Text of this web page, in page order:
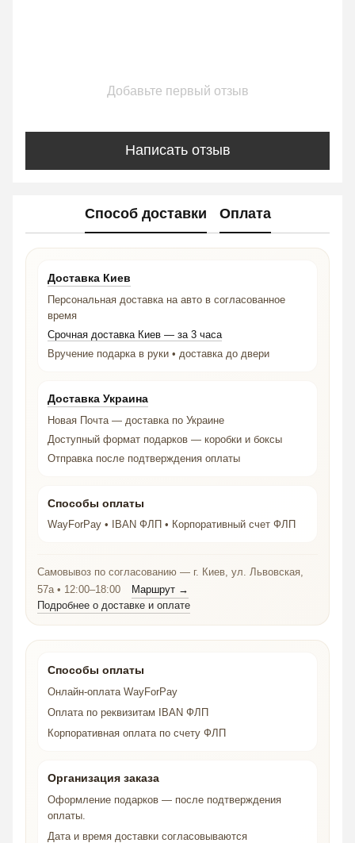
Добавьте первый отзыв
Написать отзыв
Способ доставки Оплата
Доставка Киев
Персональная доставка на авто в согласованное
время
Срочная доставка Киев — за 3 часа
Вручение подарка в руки • доставка до двери
Доставка Украина
Новая Почта — доставка по Украине
Доступный формат подарков — коробки и боксы
Отправка после подтверждения оплаты
Способы оплаты
WayForPay • IBAN ФЛП • Корпоративный счет ФЛП
Самовывоз по согласованию — г. Киев, ул. Львовская,
57а • 12:00–18:00
Маршрут →
Подробнее о доставке и оплате
Способы оплаты
Онлайн-оплата WayForPay
Оплата по реквизитам IBAN ФЛП
Корпоративная оплата по счету ФЛП
Организация заказа
Оформление подарков — после подтверждения
оплаты.
Дата и время доставки согласовываются